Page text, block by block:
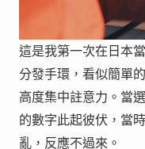
這是我第一次在日本
分發手環，看似簡單
高度集中註意力。當
的數字此起彼伏，當
亂，反應不過來。